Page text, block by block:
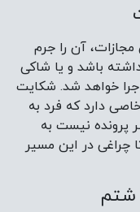
آن را جرم
باشد و یا شاکی
خواهد شد. شکایت
دارد که فرد به
پرونده نیست به
چراغی در این مسیر
شتم